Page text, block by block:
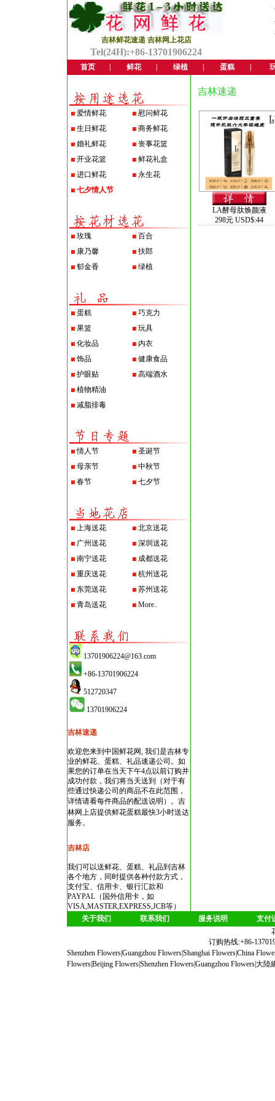
吉林鲜花速递 吉林网上花店
Tel(24H):+86-13701906224
首页 鲜花 绿植 蛋糕
爱情鲜花
慰问鲜花
生日鲜花
商务鲜花
婚礼鲜花
丧事花篮
开业花篮
鲜花礼盒
进口鲜花
永生花
七夕情人节
玫瑰
百合
康乃馨
扶郎
郁金香
绿植
蛋糕
巧克力
果篮
玩具
化妆品
内衣
饰品
健康食品
护眼贴
高端酒水
植物精油
减脂排毒
情人节
圣诞节
母亲节
中秋节
春节
七夕节
上海送花
北京送花
广州送花
深圳送花
南宁送花
成都送花
重庆送花
杭州送花
东莞送花
苏州送花
青岛送花
More..
13701906224@163.com
+86-13701906224
512720347
13701906224
吉林速递
欢迎您来到中国鲜花网, 我们是吉林专
业的鲜花、蛋糕、礼品速递公司。如
果您的订单在当天下午4点以前订购并
成功付款，我们将当天送到（对于有
些通过快递公司的商品不在此范围，
详情请看每件商品的配送说明）。 吉
林网上店提供鲜花蛋糕最快3小时送达
服务。
吉林店
我们可以送鲜花、蛋糕、礼品到吉林
各个地方，同时提供各种付款方式，
支付宝、信用卡、银行汇款和
PAYPAL（国外信用卡，如
VISA,MASTER,EXPRESS,JCB等）
吉林速递
LA酵母肽焕颜液
298元 USD$:44
关于我们 联系我们 服务说明
支付
订购热线:+86-
Shenzhen FlowersGuangzhou FlowersShanghai FlowersChina
FlowersBeijing FlowersShenzhen FlowersGuangzhou Flowers大陸